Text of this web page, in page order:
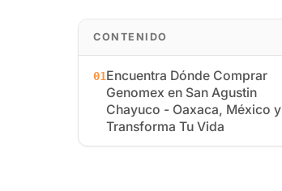
CONTENIDO
01Encuentra Dónde Comprar
Genomex en San Agustin
Chayuco - Oaxaca, México y
Transforma Tu Vida